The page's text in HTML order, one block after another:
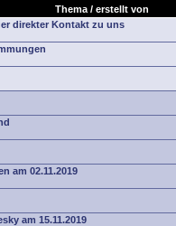
Thema / erstellt von
direkter Kontakt zu uns
am 02.11.2019
am 15.11.2019